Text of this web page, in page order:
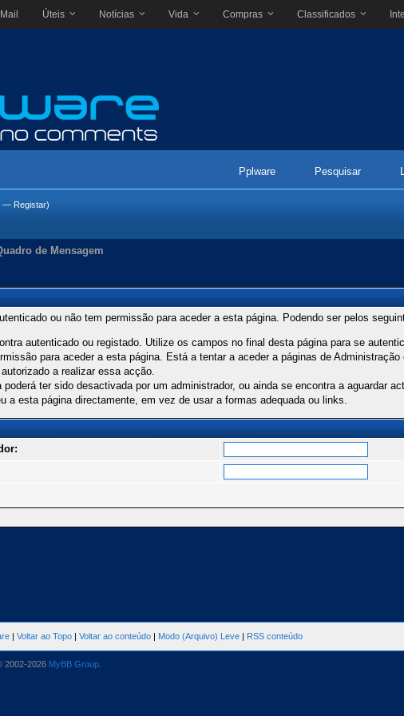
Mail Úteis Notícias Vida Compras Classificados
Pplware Pesquisar
— Registar)
de Mensagem
ou não tem permissão para aceder a esta página. Podendo ser pelos
autenticado ou registado. Utilize os campos no final desta página para se
para aceder a esta página. Está a tentar a aceder a páginas de
a realizar essa acção.
poderá ter sido desactivada por um administrador, ou ainda se encontra a aguardar
a esta página directamente, em vez de usar a formas adequada ou links.
| Voltar ao Topo | Voltar ao conteúdo | Modo (Arquivo) Leve | RSS conteúdo
2002-2026 MyBB Group